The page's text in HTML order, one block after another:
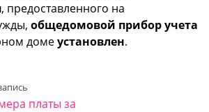
, предоставленного на
общедомовой прибор учета
домеустановлен.
платы за